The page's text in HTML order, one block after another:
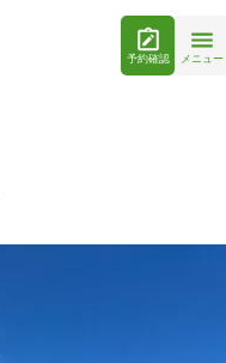
予約確認 メニュー